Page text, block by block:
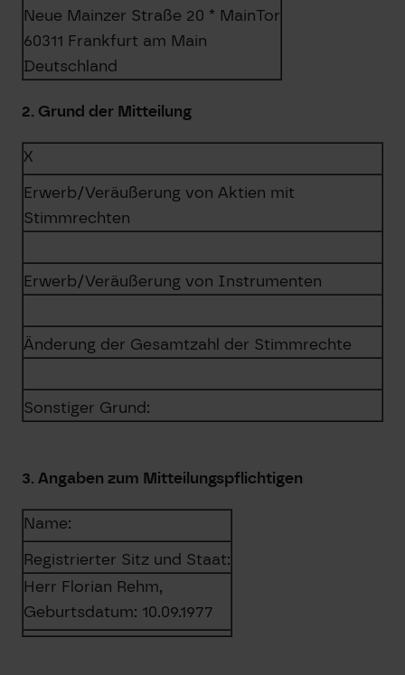
Neue Mainzer Straße 20 * MainTor
60311 Frankfurt am Main
Deutschland
2. Grund der Mitteilung
X
Erwerb/Veräußerung von Aktien mit
Stimmrechten
Erwerb/Veräußerung von Instrumenten
Änderung der Gesamtzahl der Stimmrechte
Sonstiger Grund:
3. Angaben zum Mitteilungspflichtigen
Name:
Registrierter Sitz und Staat:
Herr Florian Rehm,
Geburtsdatum: 10.09.1977